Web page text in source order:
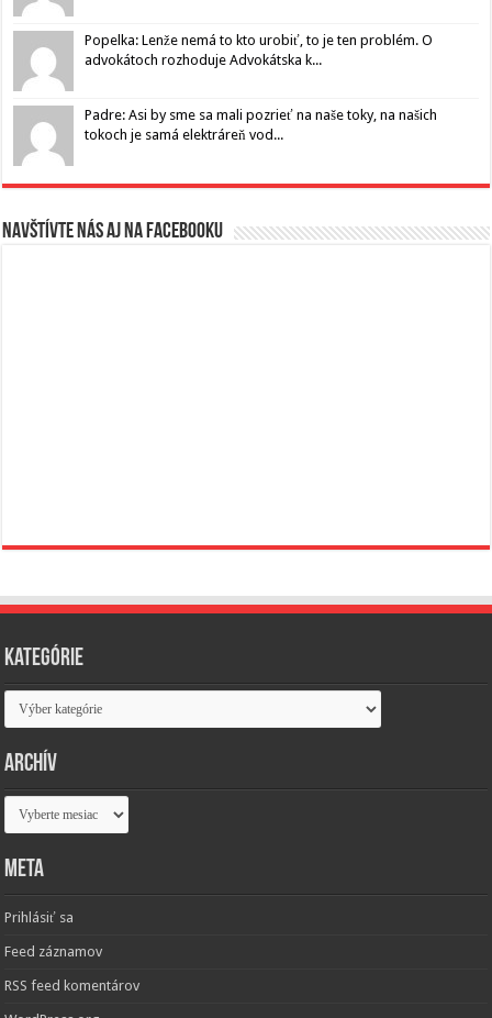
Popelka: Lenže nemá to kto urobiť, to je ten problém. O
advokátoch rozhoduje Advokátska k...
Padre: Asi by sme sa mali pozrieť na naše toky, na našich
tokoch je samá elektráreň vod...
Navštívte nás aj na Facebooku
Kategórie
Kategórie
Archív
Archív
Meta
Prihlásiť sa
Feed záznamov
RSS feed komentárov